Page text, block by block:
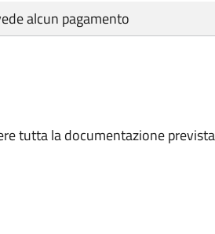
alcun pagamento
tutta la documentazione